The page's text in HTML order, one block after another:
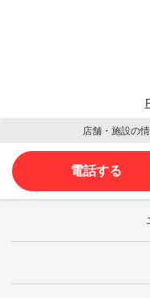
店舗・施設の
電話する